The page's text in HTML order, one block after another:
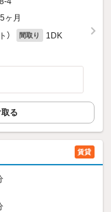
ヶ月
） 間取り 1DK
る
賃貸